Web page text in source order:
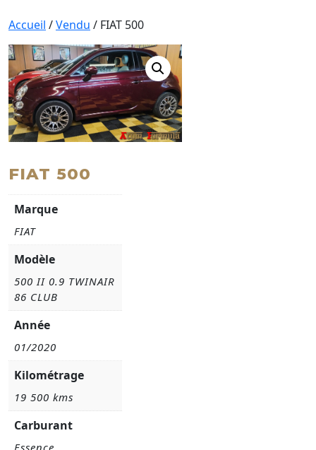
Accueil /Vendu / FIAT 500
FIAT 500
Marque
FIAT
Modèle
500 II 0.9 TWINAIR
86 CLUB
Année
01/2020
Kilométrage
19 500 kms
Carburant